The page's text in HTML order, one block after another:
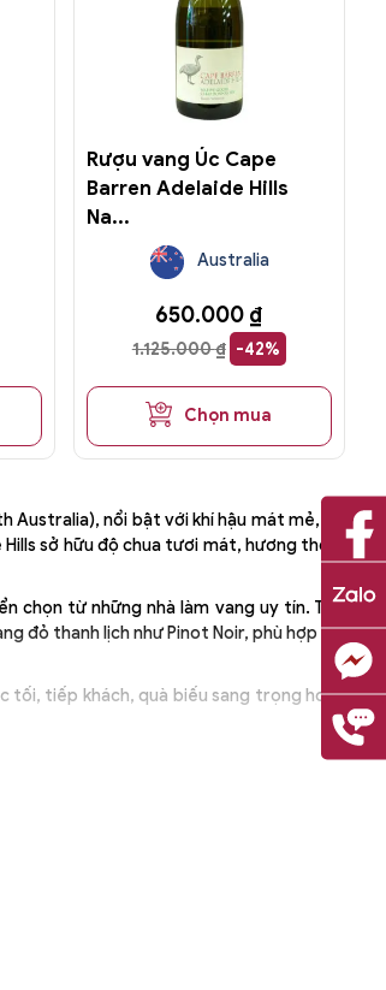
Rượu vang Úc Cape
Barren Adelaide Hills
Na...
Australia
1.125.000₫ -42%
650.000 ₫
Chọn mua
nổi bật với khí hậu mát mẻ, độ
sở hữu độ chua tươi mát, hương thơm
chọn từ những nhà làm vang uy tín. Thế
đỏ thanh lịch như Pinot Noir, phù hợp với
tối, tiếp khách, quà biếu sang trọng hoặc
vang Úc từ vùng khí hậu mát hàng đầu